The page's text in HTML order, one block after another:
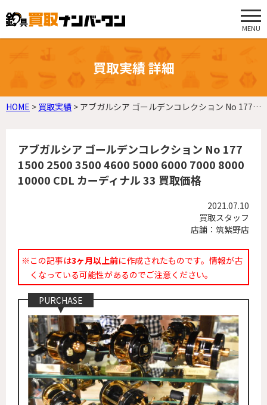
MENU
買取実績 詳細
HOME > 買取実績 > アブガルシア ゴールデンコレクション No 177 1500 2500 3500 4600 5000 6000 7000 8000 10000 CDL カーディナル 33 買取価格
アブガルシア ゴールデンコレクション No 177
1500 2500 3500 4600 5000 6000 7000 8000
10000 CDL カーディナル 33 買取価格
2021.07.10
買取スタッフ
店舗：筑紫野店
※この記事は3ヶ月以上前に作成されたものです。情報が古
くなっている可能性があるのでご注意ください。
PURCHASE